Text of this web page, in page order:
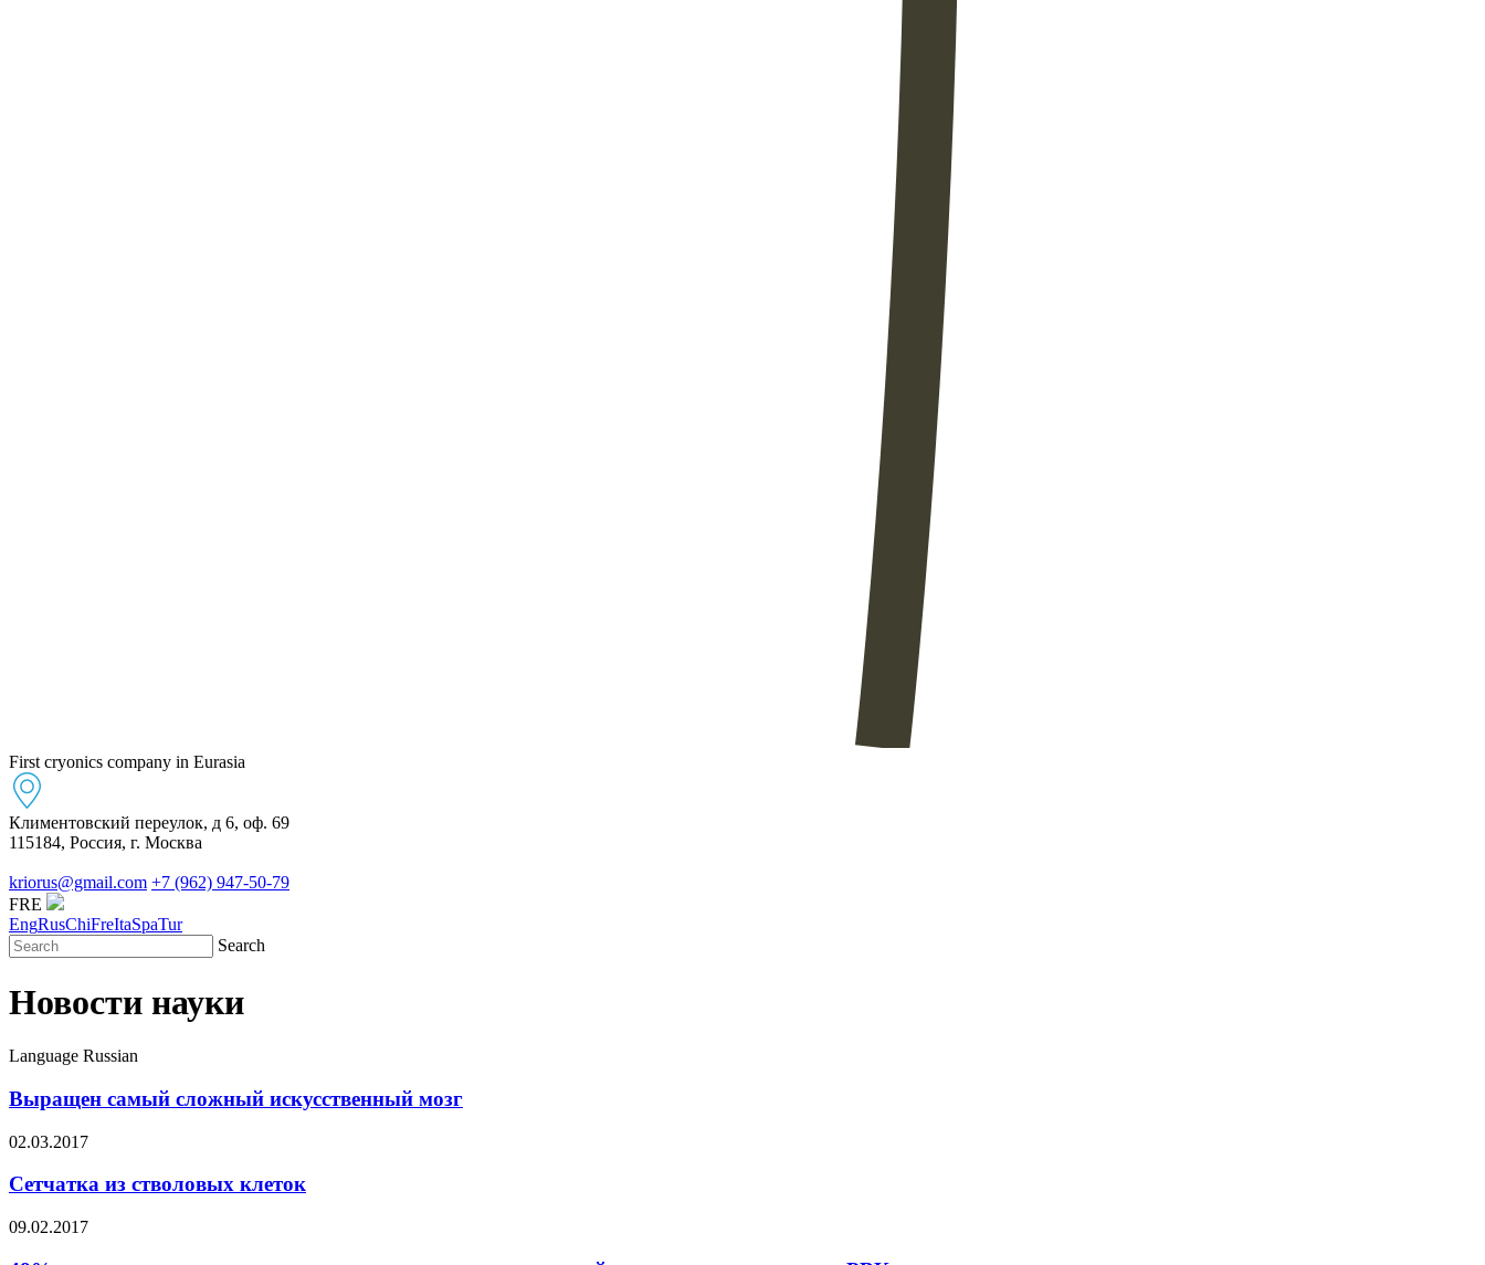
First cryonics company in Eurasia
Климентовский переулок, д 6, оф. 69
115184, Россия, г. Москва
kriorus@gmail.com +7 (962) 947-50-79
FRE
EngRusChiFreItaSpaTur
Search
Новости науки
Language Russian
Выращен самый сложный искусственный мозг
02.03.2017
Сетчатка из стволовых клеток
09.02.2017